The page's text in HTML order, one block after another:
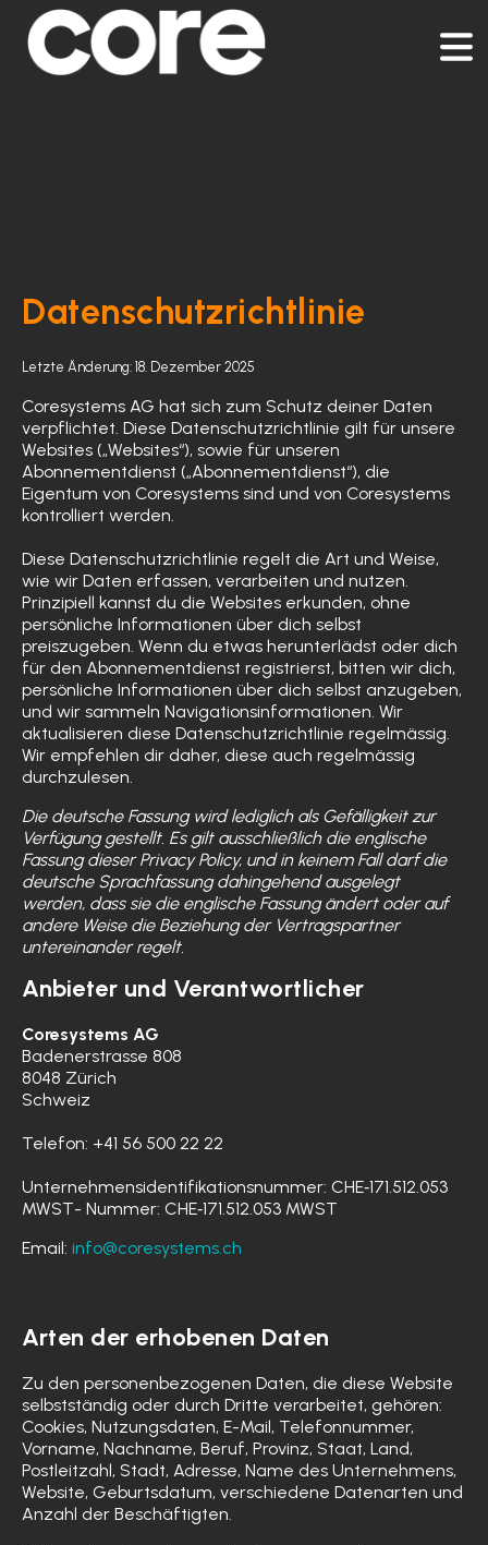
Datenschutzrichtlinie
Letzte Änderung: 18 . Dezember 2025
Coresystems AG hat sich zum Schutz deiner Daten
verpflichtet. Diese Datenschutzrichtlinie gilt für unsere
Websites („Websites“), sowie für unseren
Abonnementdienst („Abonnementdienst“), die
Eigentum von Coresystems sind und von Coresystems
kontrolliert werden.
Diese Datenschutzrichtlinie regelt die Art und Weise,
wie wir Daten erfassen, verarbeiten und nutzen.
Prinzipiell kannst du die Websites erkunden, ohne
persönliche Informationen über dich selbst
preiszugeben. Wenn du etwas herunterlädst oder dich
für den Abonnementdienst registrierst, bitten wir dich,
persönliche Informationen über dich selbst anzugeben,
und wir sammeln Navigationsinformationen. Wir
aktualisieren diese Datenschutzrichtlinie regelmässig.
Wir empfehlen dir daher, diese auch regelmässig
durchzulesen.
Die deutsche Fassung wird lediglich als Gefälligkeit zur
Verfügung gestellt. Es gilt ausschließlich die englische
Fassung dieser Privacy Policy, und in keinem Fall darf die
deutsche Sprachfassung dahingehend ausgelegt
werden, dass sie die englische Fassung ändert oder auf
andere Weise die Beziehung der Vertragspartner
untereinander regelt.
Anbieter und Verantwortlicher
Coresystems AG
Badenerstrasse 808
8048 Zürich
Schweiz
Telefon: +41 56 500 22 22
Unternehmensidentifikationsnummer: CHE‑171.512.053
MWST- Nummer: CHE‑171.512.053 MWST
Email: info@coresystems.ch
Arten der erhobenen Daten
Zu den personenbezogenen Daten, die diese Website
selbstständig oder durch Dritte verarbeitet, gehören:
Cookies, Nutzungsdaten, E-Mail, Telefonnummer,
Vorname, Nachname, Beruf, Provinz, Staat, Land,
Postleitzahl, Stadt, Adresse, Name des Unternehmens,
Website, Geburtsdatum, verschiedene Datenarten und
Anzahl der Beschäftigten.